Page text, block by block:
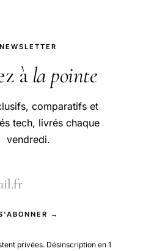
NEWSLETTER
à la pointe
comparatifs et
tech, livrés chaque
vendredi.
→
privées. Désinscription en 1